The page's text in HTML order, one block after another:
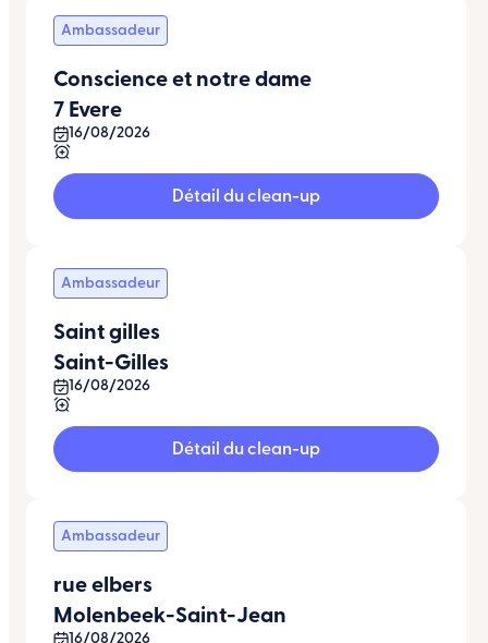
Ambassadeur
Conscience et notre dame
7 Evere
16/08/2026
Détail du clean-up
Ambassadeur
Saint gilles
Saint-Gilles
16/08/2026
Détail du clean-up
Ambassadeur
rue elbers
Molenbeek-Saint-Jean
16/08/2026